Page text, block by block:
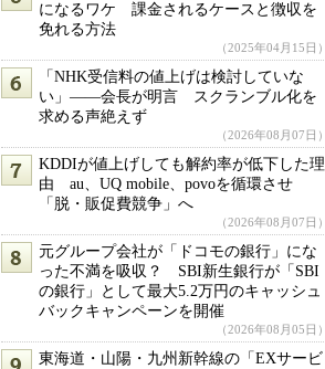
になるワケ 課金されるケースと徴収を
免れる方法
（2025年04月15日）
「NHK受信料の値上げは検討していな
い」――会長が明言 スクランブル化を
求める声絶えず
（2026年08月07日）
KDDIが値上げしても解約率が低下した理
由 au、UQ mobile、povoを循環させ
「脱・販促費競争」へ
（2026年08月07日）
元グループ会社が「ドコモの銀行」にな
った不満を吸収？ SBI新生銀行が「SBI
の銀行」として最大5.2万円のキャッシュ
バックキャンペーンを開催
（2026年08月05日）
東海道・山陽・九州新幹線の「EXサービ